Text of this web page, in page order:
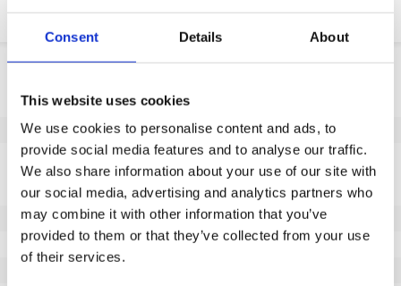
Consent Details About
This website uses cookies
We use cookies to personalise content and ads, to
provide social media features and to analyse our traffic.
We also share information about your use of our site with
our social media, advertising and analytics partners who
may combine it with other information that you’ve
provided to them or that they’ve collected from your use
of their services.
Informacje o produkcie
SKU
EAN
8718116136675
Dane techniczne
Niebrudzący bieżnik
Nie
Nośność (kg)
10
Wysokość całkowita (mm)
12